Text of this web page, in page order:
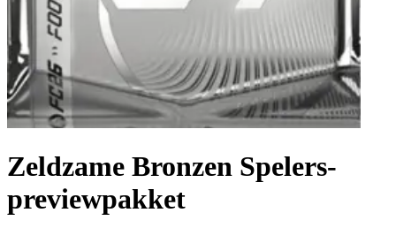
Zeldzame Bronzen Spelers-
previewpakket